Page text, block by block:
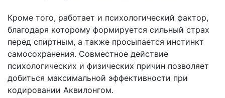
Кроме того, работает и психологический фактор,
благодаря которому формируется сильный страх
перед спиртным, а также просыпается инстинкт
самосохранения. Совместное действие
психологических и физических причин позволяет
добиться максимальной эффективности при
кодировании Аквилонгом.